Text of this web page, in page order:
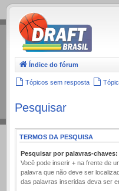
.
Índice do fórum
Tópicos sem resposta
Pesquisar
TERMOS DA PESQUISA
Pesquisar por palavras-chaves:
Você pode inserir + na frente de
palavra que não deve ser
das palavras inseridas deva ser